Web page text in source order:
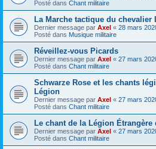
Posté dans Chant militaire
La Marche tactique du chevalier
Dernier message par Axel « 28 mars
Posté dans Musique militaire
Réveillez-vous Picards
Dernier message par Axel « 27 mars
Posté dans Chant militaire
Schwarze Rose et les chants
Légion
Dernier message par Axel « 27 mars
Posté dans Chant militaire
Le chant de la Légion Étrangère
Dernier message par Axel « 27 mars
Posté dans Chant militaire